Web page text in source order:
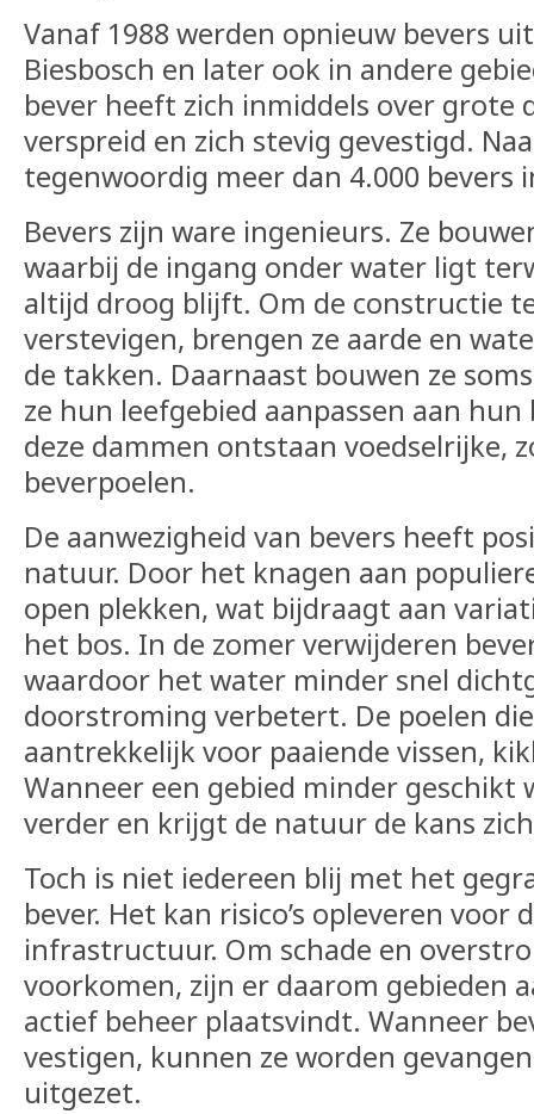
Vanaf 1988 werden opnieuw bevers
Biesbosch en later ook in andere
bever heeft zich inmiddels over grote
verspreid en zich stevig gevestigd.
tegenwoordig meer dan 4.000 bevers
Bevers zijn ware ingenieurs. Ze
waarbij de ingang onder water ligt
altijd droog blijft. Om de constructie
verstevigen, brengen ze aarde en
de takken. Daarnaast bouwen ze
ze hun leefgebied aanpassen aan
deze dammen ontstaan voedselrijke,
beverpoelen.
De aanwezigheid van bevers heeft
natuur. Door het knagen aan
open plekken, wat bijdraagt aan
het bos. In de zomer verwijderen
waardoor het water minder snel
doorstroming verbetert. De poelen
aantrekkelijk voor paaiende vissen,
Wanneer een gebied minder geschikt
verder en krijgt de natuur de kans
Toch is niet iedereen blij met het
bever. Het kan risico’s opleveren voor
infrastructuur. Om schade en
voorkomen, zijn er daarom gebieden
actief beheer plaatsvindt. Wanneer
vestigen, kunnen ze worden
uitgezet.